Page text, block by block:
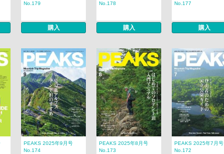
No.179
購入
No.178
購入
No.177
購入
PEAKS 2025年9月号
No.174
PEAKS 2025年8月号
No.173
PEAKS 2025年7月号
No.172